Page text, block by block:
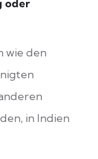
oder
wie den
in Indien